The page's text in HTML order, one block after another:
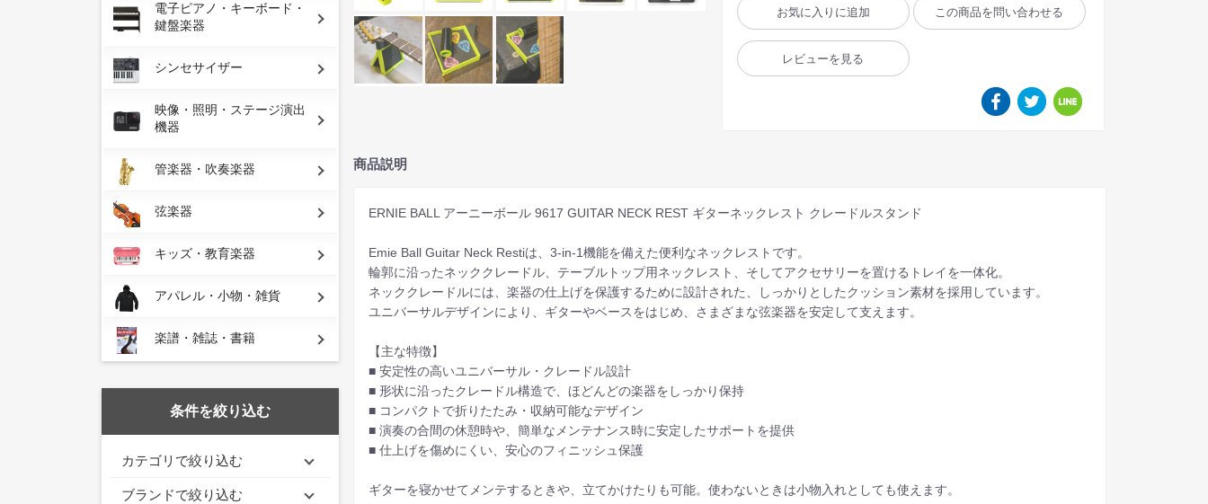
電子ピアノ・キーボード・
鍵盤楽器
シンセサイザー
映像・照明・ステージ演出
機器
管楽器・吹奏楽器
弦楽器
キッズ・教育楽器
アパレル・小物・雑貨
楽譜・雑誌・書籍
条件を絞り込む
カテゴリで絞り込む
ブランドで絞り込む
お気に入りに追加 この商品を問い合わせる
レビューを見る
商品説明
ERNIE BALL アーニーボール 9617 GUITAR NECK REST ギターネックレスト クレードルスタンド
Emie Ball Guitar Neck Restiは、3-in-1機能を備えた便利なネックレストです。
輪郭に沿ったネッククレードル、テーブルトップ用ネックレスト、そしてアクセサリーを置けるトレイを一体化。
ネッククレードルには、楽器の仕上げを保護するために設計された、しっかりとしたクッション素材を採用しています。
ユニバーサルデザインにより、ギターやベースをはじめ、さまざまな弦楽器を安定して支えます。
【主な特徴】
■ 安定性の高いユニバーサル・クレードル設計
■ 形状に沿ったクレードル構造で、ほどんどの楽器をしっかり保持
■ コンパクトで折りたたみ・収納可能なデザイン
■ 演奏の合間の休憩時や、簡単なメンテナンス時に安定したサポートを提供
■ 仕上げを傷めにくい、安心のフィニッシュ保護
ギターを寝かせてメンテするときや、立てかけたりも可能。使わないときは小物入れとしても使えます。